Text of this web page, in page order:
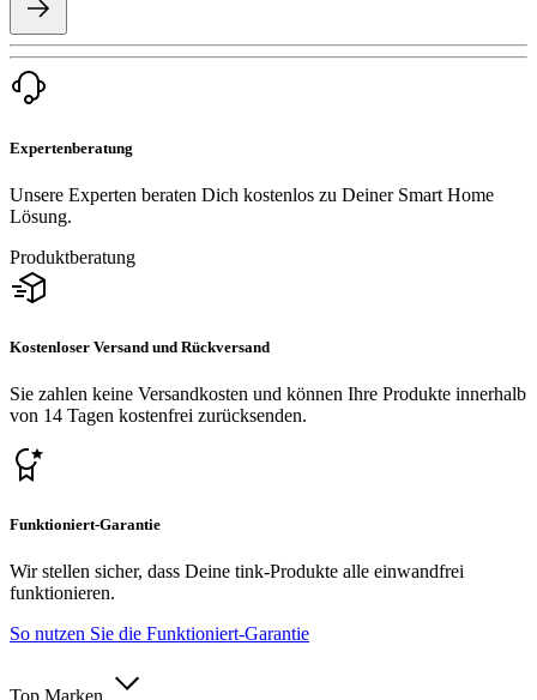
Expertenberatung
Unsere Experten beraten Dich kostenlos zu Deiner Smart Home
Lösung.
Produktberatung
Kostenloser Versand und Rückversand
Sie zahlen keine Versandkosten und können Ihre Produkte innerhalb
von 14 Tagen kostenfrei zurücksenden.
Funktioniert-Garantie
Wir stellen sicher, dass Deine tink-Produkte alle einwandfrei
funktionieren.
So nutzen Sie die Funktioniert-Garantie